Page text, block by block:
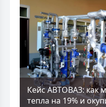
Кейс АВТОВАЗ: как
тепла на 19% и